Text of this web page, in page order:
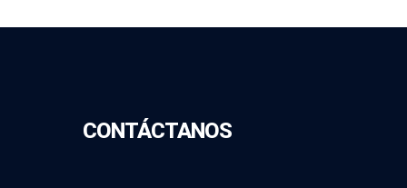
CONTÁCTANOS